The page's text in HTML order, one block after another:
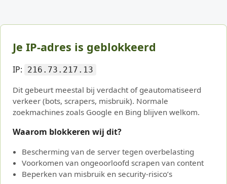
Je IP-adres is geblokkeerd
IP: 216.73.217.13
Dit gebeurt meestal bij verdacht of geautomatiseerd
verkeer (bots, scrapers, misbruik). Normale
zoekmachines zoals Google en Bing blijven welkom.
Waarom blokkeren wij dit?
Bescherming van de server tegen overbelasting
Voorkomen van ongeoorloofd scrapen van content
Beperken van misbruik en security-risico’s